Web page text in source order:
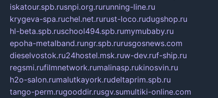
iskatour.spb.rusnpi.org.rurunning-line.ru
krygeva-spa.ruchel.net.rurust-loco.rudugshop.ru
hl-beta.spb.ruschool494.spb.rumymubaby.ru
epoha-metalband.rungr.spb.rurusgosnews.com
dieselvostok.ru24hostel.msk.ruw-dev.ruf-ship.ru
regsmi.rufilmnetwork.rumalinasp.rukinosvin.ru
h2o-salon.rumalutkayork.rudeltaprim.spb.ru
tango-perm.rugooddir.rusgv.sumultiki-online.com